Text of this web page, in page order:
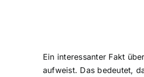
Ein interessanter Fakt
aufweist. Das bedeutet,